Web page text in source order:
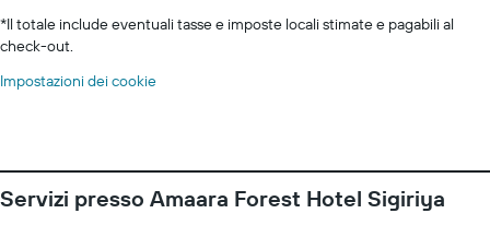
*Il totale include eventuali tasse e imposte locali stimate e pagabili al
check-out.
Impostazioni dei cookie
Servizi presso Amaara Forest Hotel Sigiriya